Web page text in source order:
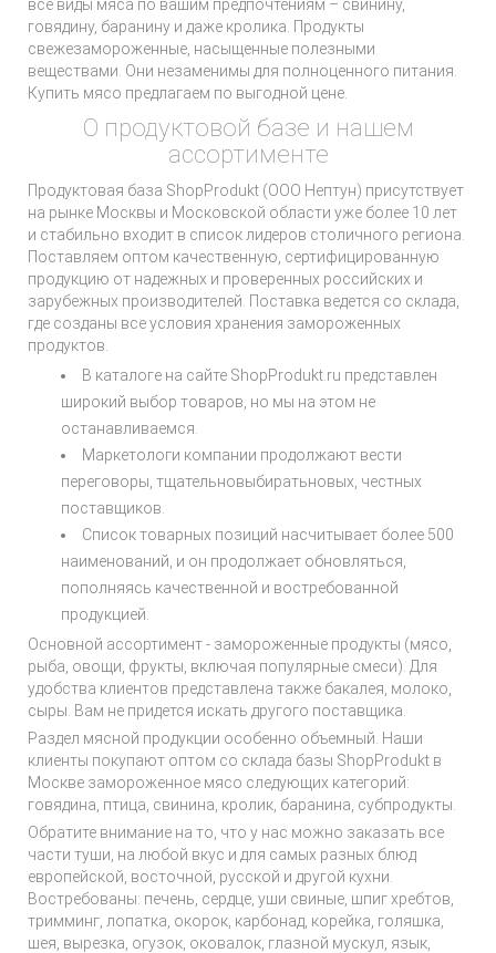
все виды мяса по вашим предпочтениям – свинину,
говядину, баранину и даже кролика. Продукты
свежезамороженные, насыщенные полезными
веществами. Они незаменимы для полноценного питания.
Купить мясо предлагаем по выгодной цене.
О продуктовой базе и нашем
ассортименте
Продуктовая база ShopProdukt (ООО Нептун) присутствует
на рынке Москвы и Московской области уже более 10 лет
и стабильно входит в список лидеров столичного региона.
Поставляем оптом качественную, сертифицированную
продукцию от надежных и проверенных российских и
зарубежных производителей. Поставка ведется со склада,
где созданы все условия хранения замороженных
продуктов.
В каталоге на сайте ShopProdukt.ru представлен
широкий выбор товаров, но мы на этом не
останавливаемся.
Маркетологи компании продолжают вести
переговоры, тщательновыбиратьновых, честных
поставщиков.
Список товарных позиций насчитывает более 500
наименований, и он продолжает обновляться,
пополняясь качественной и востребованной
продукцией.
Основной ассортимент - замороженные продукты (мясо,
рыба, овощи, фрукты, включая популярные смеси). Для
удобства клиентов представлена также бакалея, молоко,
сыры. Вам не придется искать другого поставщика.
Раздел мясной продукции особенно объемный. Наши
клиенты покупают оптом со склада базы ShopProdukt в
Москве замороженное мясо следующих категорий:
говядина, птица, свинина, кролик, баранина, субпродукты.
Обратите внимание на то, что у нас можно заказать все
части туши, на любой вкус и для самых разных блюд
европейской, восточной, русской и другой кухни.
Востребованы: печень, сердце, уши свиные, шпиг хребтов,
тримминг, лопатка, окорок, карбонад, корейка, голяшка,
шея, вырезка, огузок, оковалок, глазной мускул, язык,